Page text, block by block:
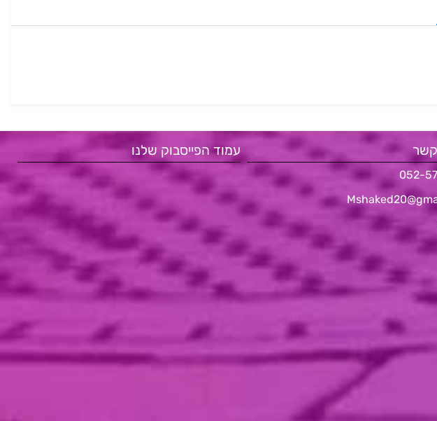
קשר
052-
עמוד הפייסבוק שלנו